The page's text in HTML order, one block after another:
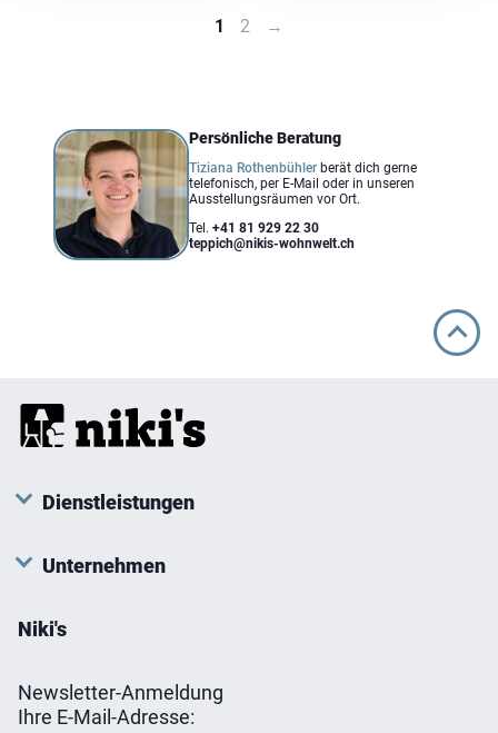
1 2 →
Persönliche Beratung
Tiziana Rothenbühler berät dich gerne
telefonisch, per E-Mail oder in unseren
Ausstellungsräumen vor Ort.
Tel.+41 81 929 22 30
teppich@nikis-wohnwelt.ch
Dienstleistungen
Unternehmen
Niki's
Newsletter-Anmeldung
Ihre E-Mail-Adresse: